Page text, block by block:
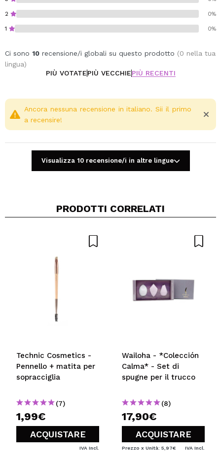
2 0%
1 0%
Ci sono 10 recensione/i globali su questo prodotto (0 nella tua
lingua)
PIÙ VOTATEPIÙ VECCHIEPIÙ RECENTI
Condividi un video o una foto
Ancora nessuna recensione in italiano. Sii il primo
a recensire!
Visualizza 10 recensione/i in altre lingue
PRODOTTI CORRELATI
Technic Cosmetics -
Pennello + matita per
sopracciglia
(7)
1,99€
ACQUISTARE
IVA Incl.
Wailoha - *Colección
Calma* - Set di
spugne per il trucco
(8)
17,90€
ACQUISTARE
Prezzo x Unità: 5,97€ IVA Incl.